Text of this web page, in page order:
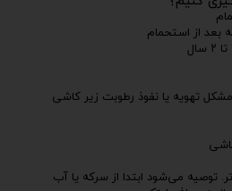
مشکل تهویه یا نفوذ رطوبت زیر کاشی
توصیه می‌شود ابتدا از سرکه یا آب